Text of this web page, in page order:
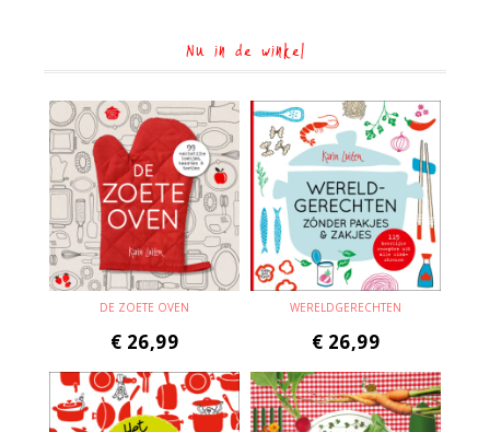
Nu in de winkel
DE ZOETE OVEN
€ 26,99
WERELDGERECHTEN
€ 26,99